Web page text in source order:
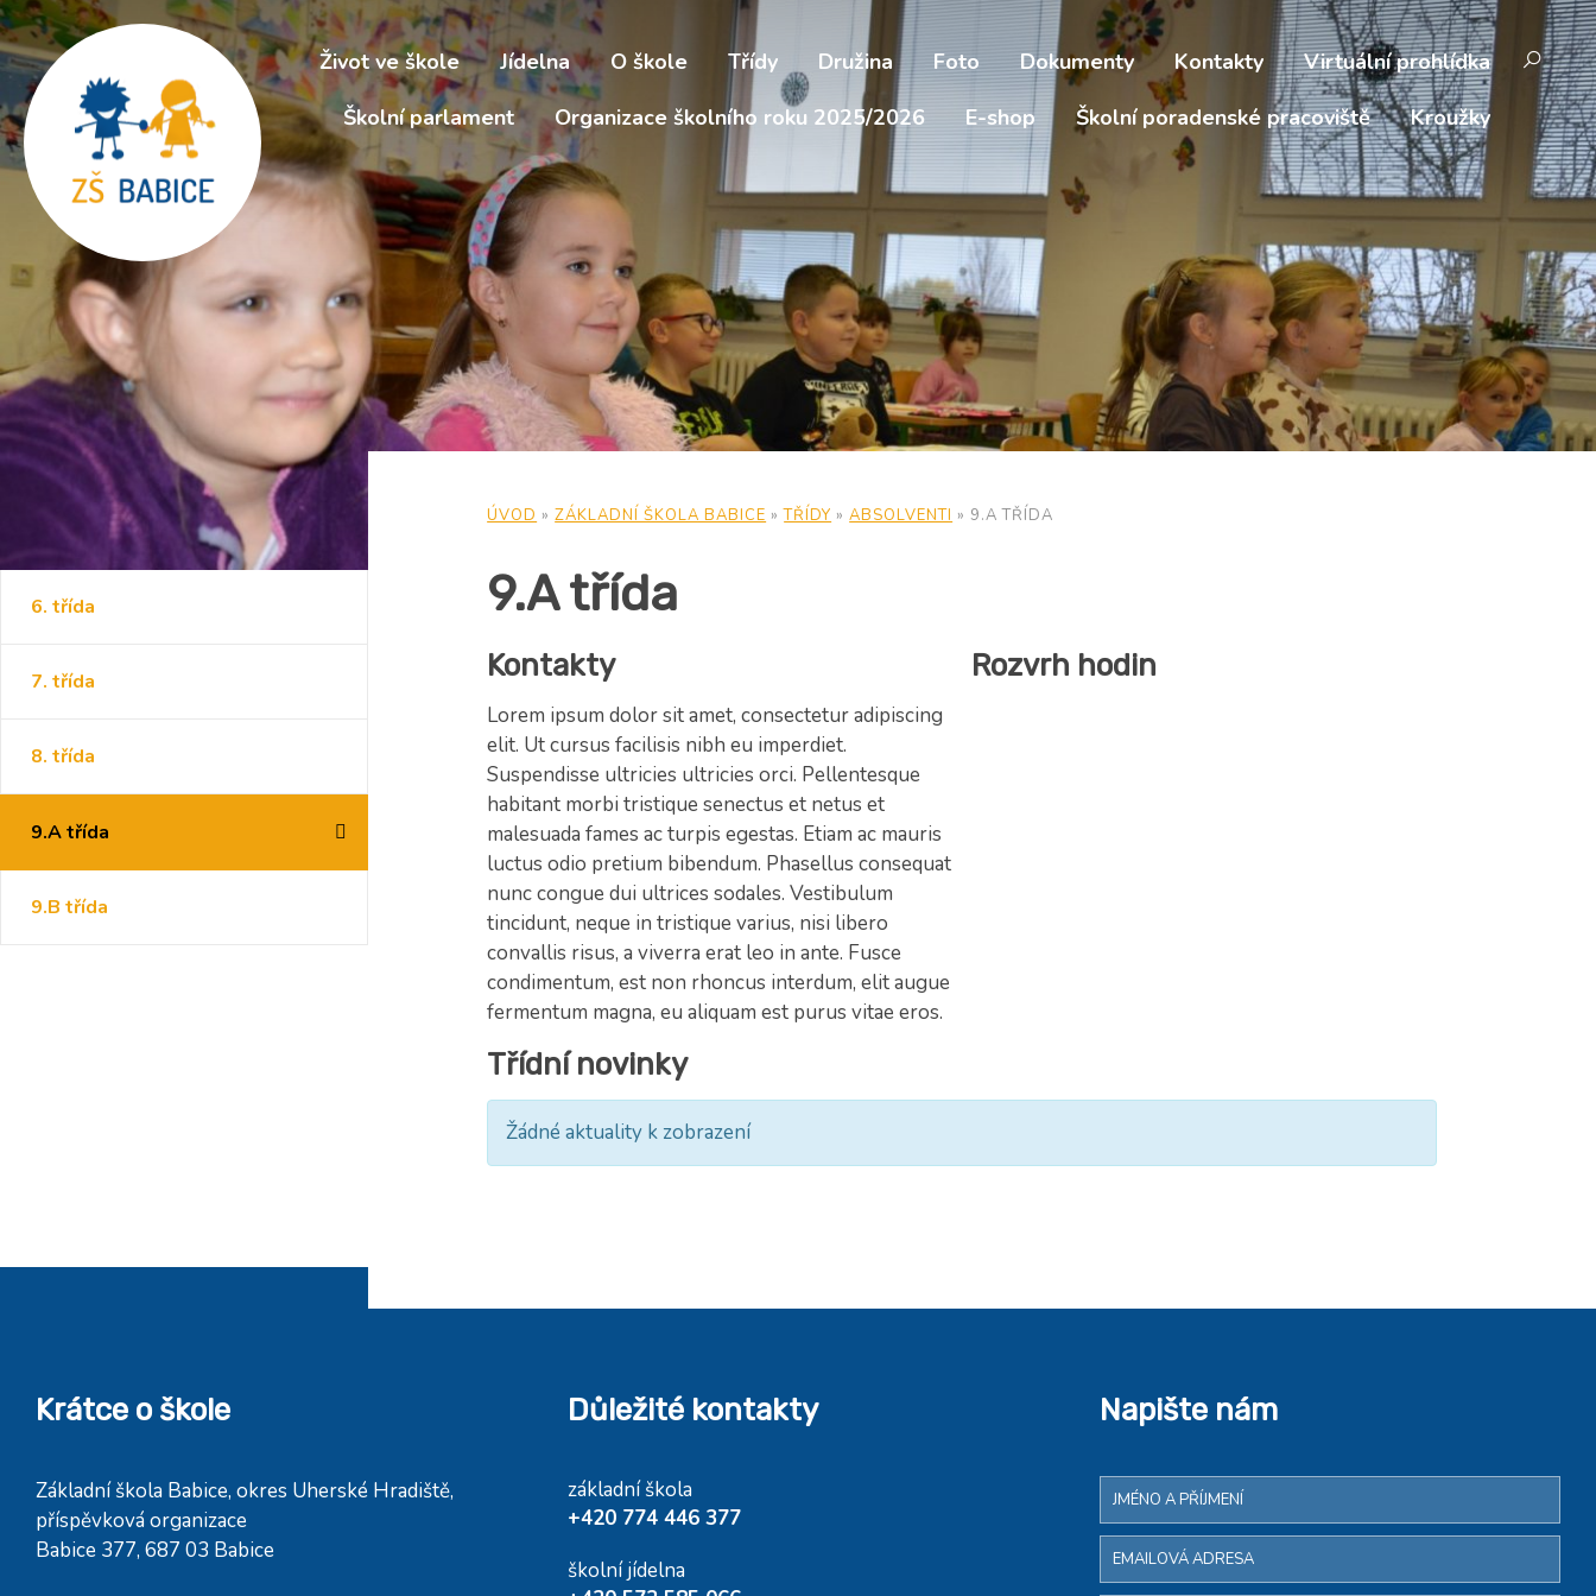
Život ve škole Jídelna O škole Třídy Družina Foto Dokumenty Kontakty
Virtuální prohlídka
Školní parlament
Organizace školního roku 2025/2026 E-shop Školní poradenské pracoviště Kroužky
6. třída
7. třída
8. třída
9.A třída
9.B třída
ÚVOD » ZÁKLADNÍ ŠKOLA BABICE » TŘÍDY » ABSOLVENTI » 9.A TŘÍDA
9.A třída
Kontakty
Lorem ipsum dolor sit amet, consectetur adipiscing
elit. Ut cursus facilisis nibh eu imperdiet.
Suspendisse ultricies ultricies orci. Pellentesque
habitant morbi tristique senectus et netus et
malesuada fames ac turpis egestas. Etiam ac mauris
luctus odio pretium bibendum. Phasellus consequat
nunc congue dui ultrices sodales. Vestibulum
tincidunt, neque in tristique varius, nisi libero
convallis risus, a viverra erat leo in ante. Fusce
condimentum, est non rhoncus interdum, elit augue
fermentum magna, eu aliquam est purus vitae eros.
Rozvrh hodin
Třídní novinky
Žádné aktuality k zobrazení
Krátce o škole
Základní škola Babice, okres Uherské Hradiště,
příspěvková organizace
Babice 377, 687 03 Babice
Důležité kontakty
základní škola
+420 774 446 377
školní jídelna
Napište nám